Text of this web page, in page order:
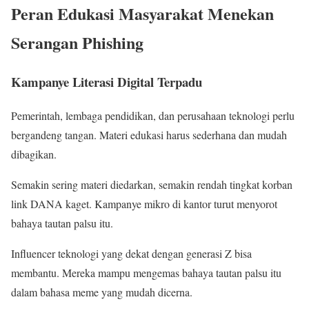
Peran Edukasi Masyarakat Menekan
Serangan Phishing
Kampanye Literasi Digital Terpadu
Pemerintah, lembaga pendidikan, dan perusahaan teknologi perlu
bergandeng tangan. Materi edukasi harus sederhana dan mudah
dibagikan.
Semakin sering materi diedarkan, semakin rendah tingkat korban
link DANA kaget. Kampanye mikro di kantor turut menyorot
bahaya tautan palsu itu.
Influencer teknologi yang dekat dengan generasi Z bisa
membantu. Mereka mampu mengemas bahaya tautan palsu itu
dalam bahasa meme yang mudah dicerna.